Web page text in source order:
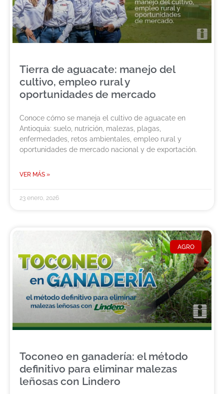
Tierra de aguacate: manejo del
cultivo, empleo rural y
oportunidades de mercado
Conoce cómo se maneja el cultivo de aguacate en
Antioquia: suelo, nutrición, malezas, plagas,
enfermedades, retos ambientales, empleo rural y
oportunidades de mercado nacional y de exportación.
VER MÁS »
23 enero, 2026
AGRO
Toconeo en ganadería: el método
definitivo para eliminar malezas
leñosas con Lindero